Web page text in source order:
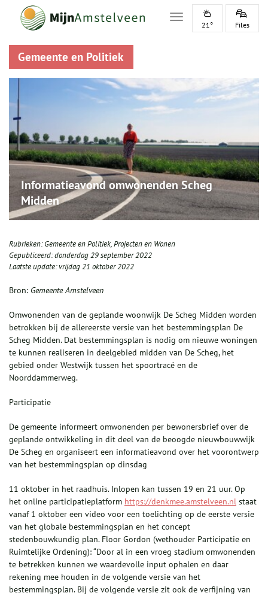
Toggle navigation
21° Files
Gemeente en Politiek
Informatieavond omwonenden Scheg
Midden
Rubrieken:Gemeente en Politiek,Projecten en Wonen
Gepubliceerd:donderdag 29 september 2022
Laatste update:vrijdag 21 oktober 2022
Bron: Gemeente Amstelveen
Omwonenden van de geplande woonwijk De Scheg Midden worden
betrokken bij de allereerste versie van het bestemmingsplan De
Scheg Midden. Dat bestemmingsplan is nodig om nieuwe woningen
te kunnen realiseren in deelgebied midden van De Scheg, het
gebied onder Westwijk tussen het spoortracé en de
Noorddammerweg.
Participatie
De gemeente informeert omwonenden per bewonersbrief over de
geplande ontwikkeling in dit deel van de beoogde nieuwbouwwijk
De Scheg en organiseert een informatieavond over het voorontwerp
van het bestemmingsplan op dinsdag
11 oktober in het raadhuis. Inlopen kan tussen 19 en 21 uur. Op
het online participatieplatform https://denkmee.amstelveen.nl staat
vanaf 1 oktober een video voor een toelichting op de eerste versie
van het globale bestemmingsplan en het concept
stedenbouwkundig plan. Floor Gordon (wethouder Participatie en
Ruimtelijke Ordening): “Door al in een vroeg stadium omwonenden
te betrekken kunnen we waardevolle input ophalen en daar
rekening mee houden in de volgende versie van het
bestemmingsplan. Bij de volgende versie zit ook de verfijning van